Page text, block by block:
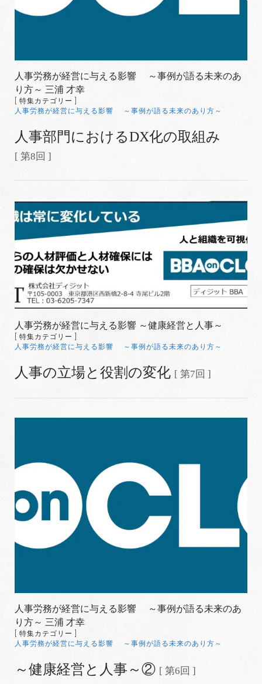
人事労務が経営に与える影響 ～事例が語る未来のあ
り方～ 三浦 才幸
[ 特集カテゴリー ]
人事労務が経営に与える影響 ～事例が語る未来のあり方～
人事部門におけるDX化の取組み
[ 第8回 ]
人事労務が経営に与える影響 ～健康経営と人事～
[ 特集カテゴリー ]
人事労務が経営に与える影響 ～事例が語る未来のあり方～
人事の立場と役割の変化 [ 第7回 ]
人事労務が経営に与える影響 ～事例が語る未来のあ
り方～ 三浦 才幸
[ 特集カテゴリー ]
人事労務が経営に与える影響 ～事例が語る未来のあり方～
～健康経営と人事～② [ 第6回 ]